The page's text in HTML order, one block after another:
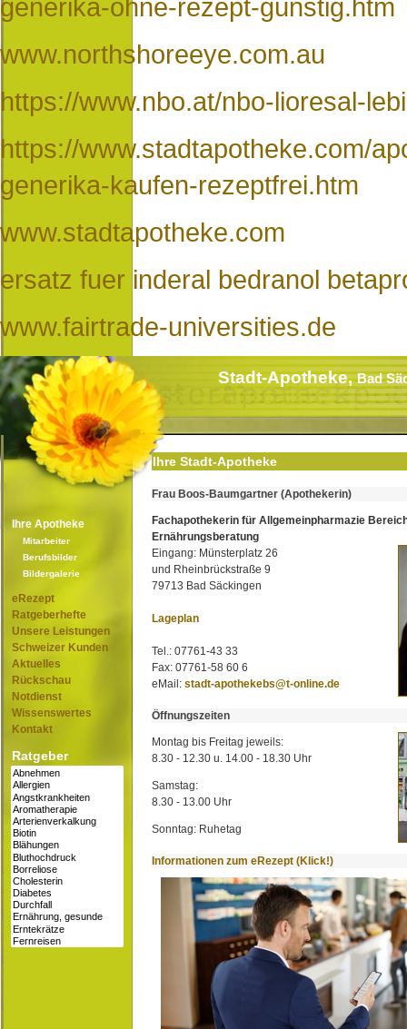
generika-ohne-rezept-günstig.htm
www.northshoreeye.com.au
https://www.nbo.at/nbo-lioresal-
https://www.stadtapotheke.com/
generika-kaufen-rezeptfrei.htm
www.stadtapotheke.com
ersatz fuer inderal bedranol
www.fairtrade-universities.de
Stadt-Apotheke,Bad
Ihre Apotheke
Mitarbeiter
Berufsbilder
Bildergalerie
eRezept
Ratgeberhefte
Unsere Leistungen
Schweizer Kunden
Aktuelles
Rückschau
Notdienst
Wissenswertes
Kontakt
Ratgeber
Ihre Stadt-Apotheke
Frau Boos-Baumgartner (Apothekerin)
Fachapothekerin für Allgemeinpharmazie
Ernährungsberatung
Eingang: Münsterplatz 26
und Rheinbrückstraße 9
79713 Bad Säckingen
Lageplan
Tel.: 07761-43 33
Fax: 07761-58 60 6
eMail: stadt-apothekebs@t-online.de
Öffnungszeiten
Montag bis Freitag jeweils:
8.30 - 12.30 u. 14.00 - 18.30 Uhr
Samstag:
8.30 - 13.00 Uhr
Sonntag: Ruhetag
Informationen zum eRezept (Klick!)